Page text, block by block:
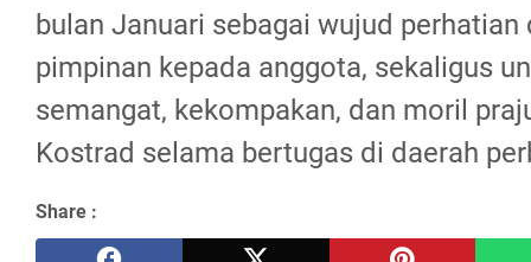
bulan Januari sebagai wujud perhatian
pimpinan kepada anggota, sekaligus
semangat, kekompakan, dan moril
Kostrad selama bertugas di daerah
Share :